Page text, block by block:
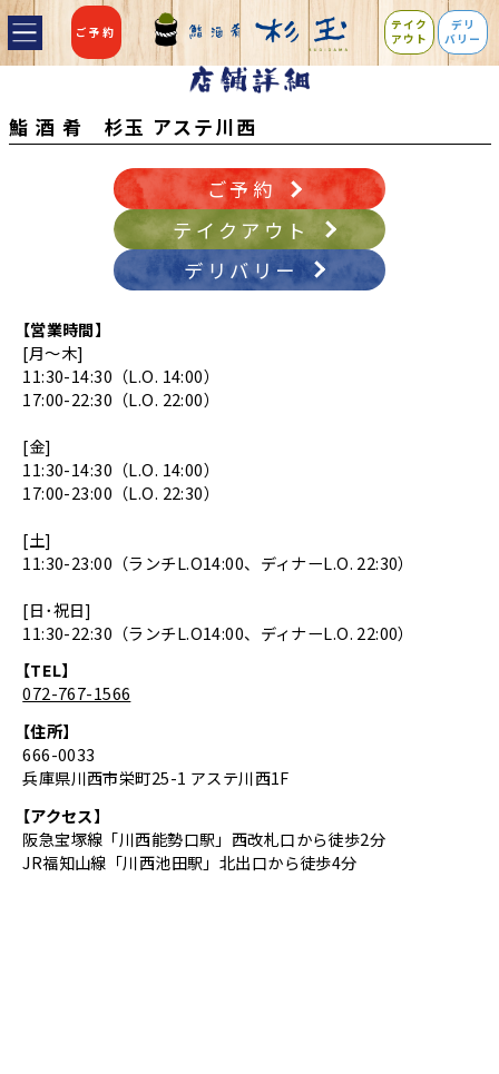
ご予約
テイク
アウト
デリ
バリー
鮨 酒 肴 杉玉 アステ川西
ご予約
テイクアウト
デリバリー
【営業時間】
[月～木]
11:30-14:30（L.O. 14:00）
17:00-22:30（L.O. 22:00）
[金]
11:30-14:30（L.O. 14:00）
17:00-23:00（L.O. 22:30）
[土]
11:30-23:00（ランチL.O14:00、ディナーL.O. 22:30）
[日･祝日]
11:30-22:30（ランチL.O14:00、ディナーL.O. 22:00）
【TEL】
072-767-1566
【住所】
666-0033
兵庫県川西市栄町25-1 アステ川西1F
【アクセス】
阪急宝塚線「川西能勢口駅」西改札口から徒歩2分
JR福知山線「川西池田駅」北出口から徒歩4分